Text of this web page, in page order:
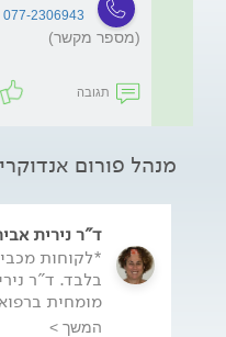
077-2306943
(מספר מקשר)
תגובה
מנהל פורום
ד"ר נירית
בלבד. ד"ר
מומחית
המשך >